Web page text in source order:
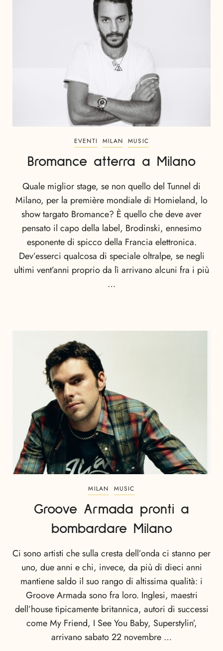
EVENTI MILAN MUSIC
Bromance atterra a Milano
Quale miglior stage, se non quello del Tunnel di
Milano, per la première mondiale di Homieland, lo
show targato Bromance? È quello che deve aver
pensato il capo della label, Brodinski, ennesimo
esponente di spicco della Francia elettronica.
Dev’esserci qualcosa di speciale oltralpe, se negli
ultimi vent’anni proprio da lì arrivano alcuni fra i più
…
MILAN MUSIC
Groove Armada pronti a
bombardare Milano
Ci sono artisti che sulla cresta dell’onda ci stanno per
uno, due anni e chi, invece, da più di dieci anni
mantiene saldo il suo rango di altissima qualità: i
Groove Armada sono fra loro. Inglesi, maestri
dell’house tipicamente britannica, autori di successi
come My Friend, I See You Baby, Superstylin’,
arrivano sabato 22 novembre …